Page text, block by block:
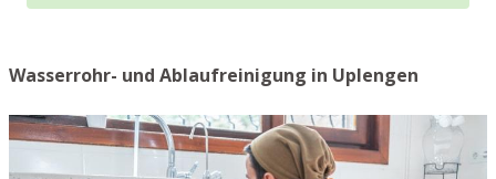
Wasserrohr- und Ablaufreinigung in Uplengen